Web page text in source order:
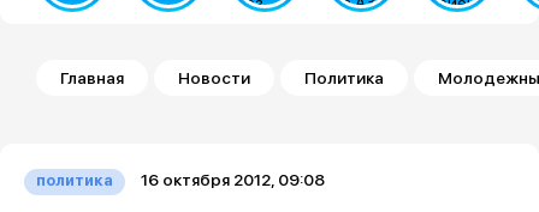
Строка навигации
Главная Новости Политика
политика 16 октября 2012, 09:08